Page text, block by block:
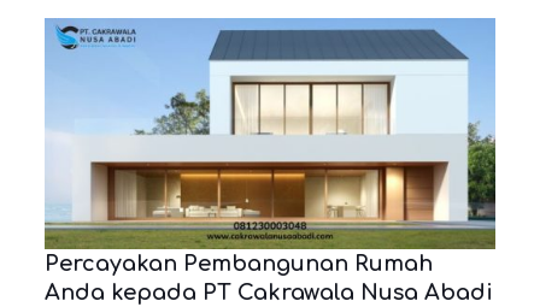
Percayakan Pembangunan Rumah
Anda kepada PT Cakrawala Nusa Abadi